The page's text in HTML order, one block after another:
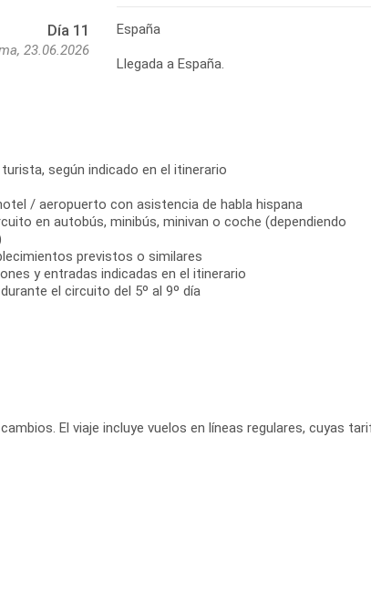
Día 11
23.06.2026
España
Llegada a España.
según indicado en el itinerario
/ aeropuerto con asistencia de habla hispana
en autobús, minibús, minivan o coche (dependiendo
previstos o similares
y entradas indicadas en el itinerario
el circuito del 5º al 9º día
El viaje incluye vuelos en líneas regulares, cuyas